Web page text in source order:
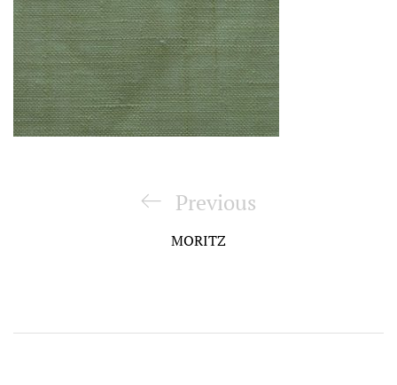
Previous
Post
Previous
MORITZ